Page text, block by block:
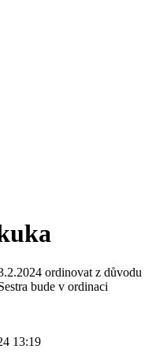
ordinovat z důvodu
bude v ordinaci
13:19